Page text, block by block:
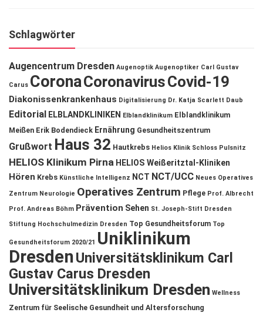
Schlagwörter
Augencentrum Dresden Augenoptik Augenoptiker Carl Gustav
Carus CoronaCoronavirusCovid-19
Diakonissenkrankenhaus Digitalisierung Dr. Katja Scarlett Daub
Editorial ELBLANDKLINIKEN Elblandklinikum Elblandklinikum
Meißen Erik Bodendieck Ernährung Gesundheitszentrum
Grußwort Haus 32 Hautkrebs Helios Klinik Schloss Pulsnitz
HELIOS Klinikum Pirna HELIOS Weißeritztal-Kliniken
Hören Krebs Künstliche Intelligenz NCT NCT/UCC Neues Operatives
Zentrum Neurologie Operatives Zentrum Pflege Prof. Albrecht
Prof. Andreas Böhm Prävention Sehen St. Joseph-Stift Dresden
Stiftung Hochschulmedizin Dresden Top Gesundheitsforum Top
Gesundheitsforum 2020/21 Uniklinikum
DresdenUniversitätsklinikum Carl
Gustav Carus Dresden
Universitätsklinikum Dresden Wellness
Zentrum für Seelische Gesundheit und Altersforschung